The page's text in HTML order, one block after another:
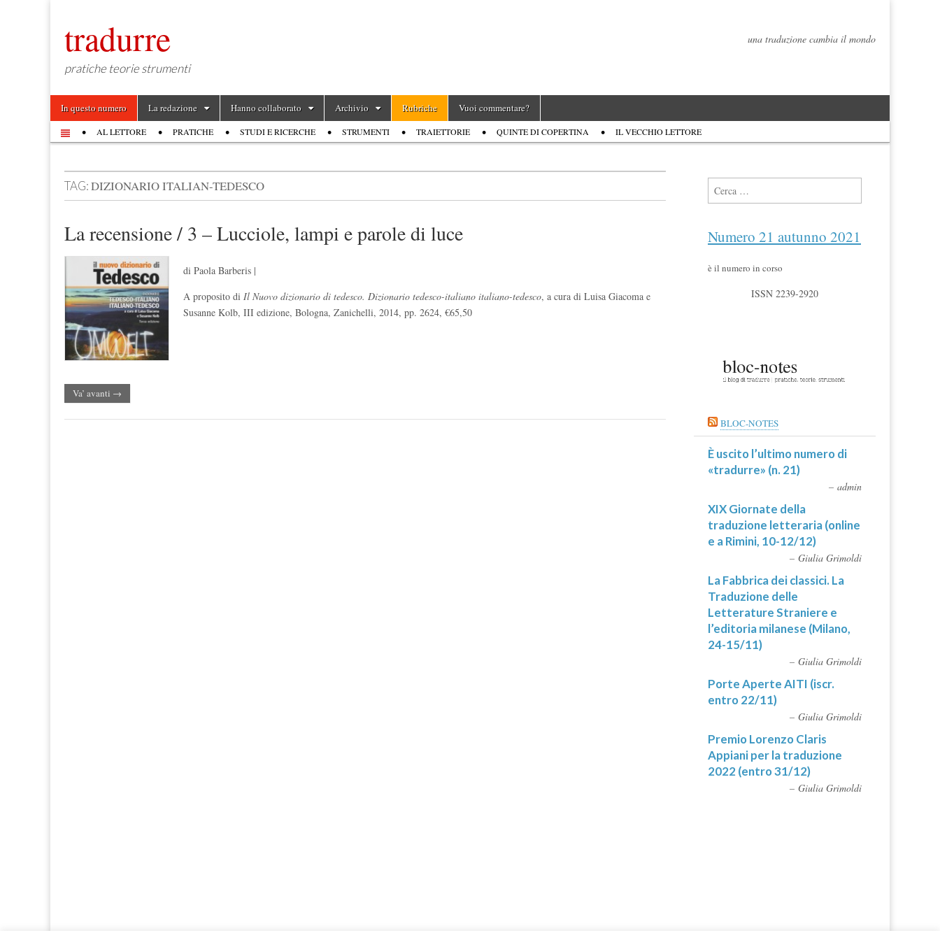
tradurre
pratiche teorie strumenti
una traduzione cambia il mondo
Main menu
Skip to content
In questo numero La redazione Hanno collaborato Archivio Rubriche Vuoi commentare?
Sub menu
AL LETTORE PRATICHE STUDI E RICERCHE STRUMENTI TRAIETTORIE QUINTE DI COPERTINA IL VECCHIO LETTORE
TAG:DIZIONARIO ITALIAN-TEDESCO
La recensione / 3 – Lucciole, lampi e parole di luce
di Paola Barberis |
A proposito di Il Nuovo dizionario di tedesco. Dizionario tedesco-italiano italiano-tedesco, a cura di Luisa Giacoma e
Susanne Kolb, III edizione, Bologna, Zanichelli, 2014, pp. 2624, €65,50
Va’ avanti →
Ricerca per:
Numero 21 autunno 2021
è il numero in corso
ISSN 2239-2920
BLOC-NOTES
È uscito l’ultimo numero di
«tradurre» (n. 21)
admin
XIX Giornate della
traduzione letteraria (online
e a Rimini, 10-12/12)
Giulia Grimoldi
La Fabbrica dei classici. La
Traduzione delle
Letterature Straniere e
l’editoria milanese (Milano,
24-15/11)
Giulia Grimoldi
Porte Aperte AITI (iscr.
entro 22/11)
Giulia Grimoldi
Premio Lorenzo Claris
Appiani per la traduzione
2022 (entro 31/12)
Giulia Grimoldi